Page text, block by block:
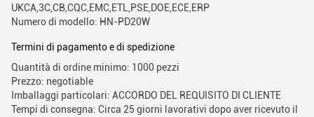
UKCA,3C,CB,CQC,EMC,ETL,PSE,DOE,ECE,ERP
Numero di modello: HN-PD20W
Termini di pagamento e di spedizione
Quantità di ordine minimo: 1000 pezzi
Prezzo: negotiable
Imballaggi particolari: ACCORDO DEL REQUISITO DI CLIENTE
Tempi di consegna: Circa 25 giorni lavorativi dopo aver ricevuto il